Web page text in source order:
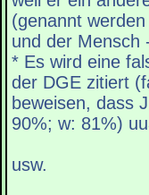
(genannt
und der Mensch
* Es wird eine
der DGE zitiert
beweisen, dass
90%; w: 81%)
usw.